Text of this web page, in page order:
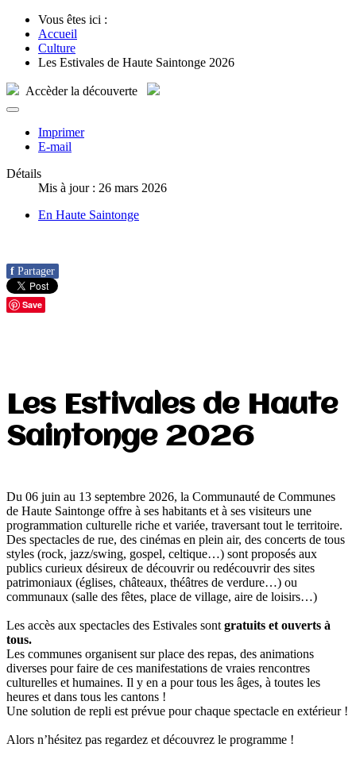
Vous êtes ici :
Accueil
Culture
Les Estivales de Haute Saintonge 2026
Accèderla découverte
Imprimer
E-mail
Détails
Mis à jour : 26 mars 2026
En Haute Saintonge
f Partager
Save
Les Estivales de Haute
Saintonge 2026
Du 06 juin au 13 septembre 2026, la Communauté de Communes
de Haute Saintonge offre à ses habitants et à ses visiteurs une
programmation culturelle riche et variée, traversant tout le territoire.
Des spectacles de rue, des cinémas en plein air, des concerts de tous
styles (rock, jazz/swing, gospel, celtique…) sont proposés aux
publics curieux désireux de découvrir ou redécouvrir des sites
patrimoniaux (églises, châteaux, théâtres de verdure…) ou
communaux (salle des fêtes, place de village, aire de loisirs…)
Les accès aux spectacles des Estivales sont gratuits et ouverts à
tous.
Les communes organisent sur place des repas, des animations
diverses pour faire de ces manifestations de vraies rencontres
culturelles et humaines. Il y en a pour tous les âges, à toutes les
heures et dans tous les cantons !
Une solution de repli est prévue pour chaque spectacle en extérieur !
Alors n’hésitez pas regardez et découvrez le programme !